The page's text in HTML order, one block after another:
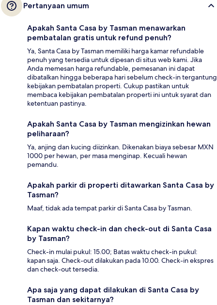
Pertanyaan umum
Apakah Santa Casa by Tasman menawarkan
pembatalan gratis untuk refund penuh?
Ya, Santa Casa by Tasman memiliki harga kamar refundable
penuh yang tersedia untuk dipesan di situs web kami. Jika
Anda memesan harga refundable, pemesanan ini dapat
dibatalkan hingga beberapa hari sebelum check-in tergantung
kebijakan pembatalan properti. Cukup pastikan untuk
membaca kebijakan pembatalan properti ini untuk syarat dan
ketentuan pastinya.
Apakah Santa Casa by Tasman mengizinkan hewan
peliharaan?
Ya, anjing dan kucing diizinkan. Dikenakan biaya sebesar MXN
1000 per hewan, per masa menginap. Kecuali hewan
pemandu.
Apakah parkir di properti ditawarkan Santa Casa by
Tasman?
Maaf, tidak ada tempat parkir di Santa Casa by Tasman.
Kapan waktu check-in dan check-out di Santa Casa
by Tasman?
Check-in mulai pukul: 15.00; Batas waktu check-in pukul:
kapan saja. Check-out dilakukan pada 10.00. Check-in ekspres
dan check-out tersedia.
Apa saja yang dapat dilakukan di Santa Casa by
Tasman dan sekitarnya?